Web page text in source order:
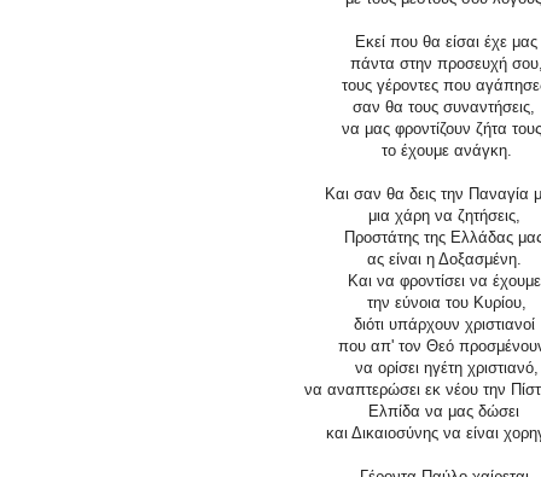
Εκεί που θα είσαι έχε μας
πάντα στην προσευχή
τους γέροντες που
σαν θα τους συναντήσεις,
να μας φροντίζουν ζήτα
το έχουμε ανάγκη.
Και σαν θα δεις την Παναγία
μια χάρη να ζητήσεις,
Προστάτης της Ελλάδας
ας είναι η Δοξασμένη.
Και να φροντίσει να
την εύνοια του Κυρίου,
διότι υπάρχουν χριστιανοί
που απ' τον Θεό
να ορίσει ηγέτη χριστιανό,
να αναπτερώσει εκ νέου την
Ελπίδα να μας δώσει
και Δικαιοσύνης να είναι